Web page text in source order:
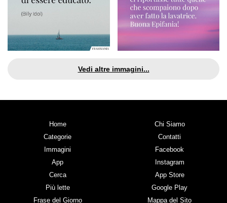
Vedi altre immagini...
Home
Categorie
Immagini
App
Cerca
Più lette
Frase del Giorno
Chi Siamo
Contatti
Facebook
Instagram
App Store
Google Play
Mappa del Sito